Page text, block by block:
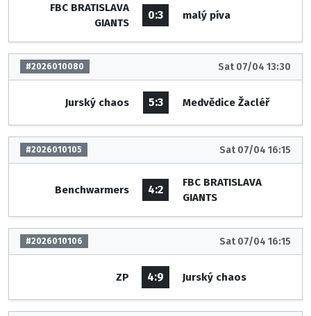
FBC BRATISLAVA
GIANTS
0:3 malý píva
#2026010080 Sat 07/04 13:30
Jurský chaos 5:3 Medvědice Žacléř
#2026010105 Sat 07/04 16:15
Benchwarmers 4:2
FBC BRATISLAVA
GIANTS
#2026010106 Sat 07/04 16:15
ZP 4:9 Jurský chaos